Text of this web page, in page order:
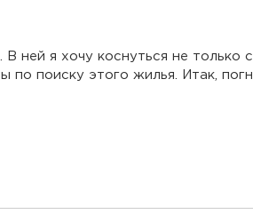
ней я хочу коснуться не только
поиску этого жилья. Итак,